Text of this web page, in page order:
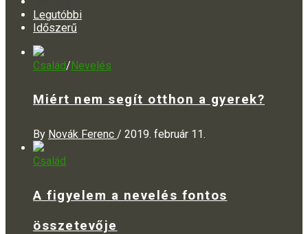
Legutóbbi
Időszerű
Család/Nevelés
Miért nem segít otthon a gyerek?
By Novák Ferenc / 2019. február 11.
Család
A figyelem a nevelés fontos
összetevője